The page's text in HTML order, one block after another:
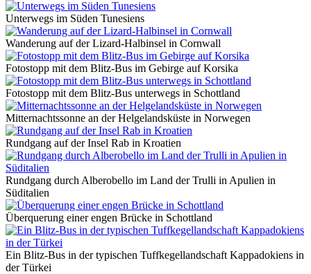
Unterwegs im Süden Tunesiens
Wanderung auf der Lizard-Halbinsel in Cornwall
Fotostopp mit dem Blitz-Bus im Gebirge auf Korsika
Fotostopp mit dem Blitz-Bus unterwegs in Schottland
Mitternachtssonne an der Helgelandsküste in Norwegen
Rundgang auf der Insel Rab in Kroatien
Rundgang durch Alberobello im Land der Trulli in Apulien in
Süditalien
Überquerung einer engen Brücke in Schottland
Ein Blitz-Bus in der typischen Tuffkegellandschaft Kappadokiens in
der Türkei